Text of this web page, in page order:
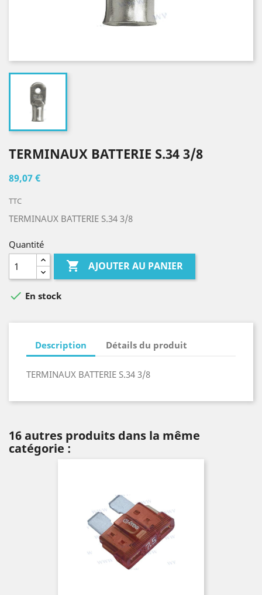
TERMINAUX BATTERIE S.34 3/8
89,07 €
TTC
TERMINAUX BATTERIE S.34 3/8
Quantité
 AJOUTER AU PANIER
 En stock
Description Détails du produit
TERMINAUX BATTERIE S.34 3/8
16 autres produits dans la même
catégorie :